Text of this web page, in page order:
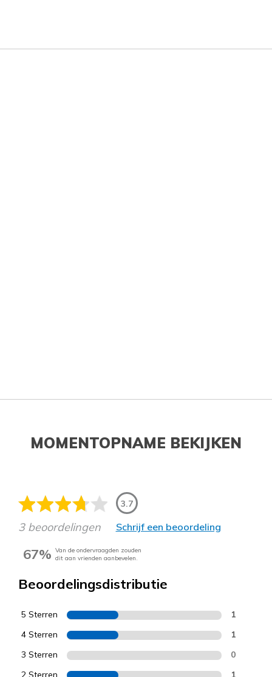
MOMENTOPNAME BEKIJKEN
3.7
3 beoordelingen Schrijf een beoordeling
67% Van de ondervraagden zouden
dit aan vrienden aanbevelen.
Beoordelingsdistributie
5 Sterren 1
4 Sterren 1
3 Sterren 0
2 Sterren 1